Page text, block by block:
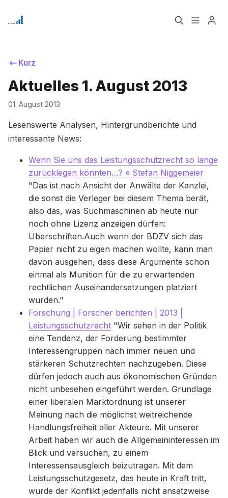
Home
Kurz
Aktuelles 1. August 2013
01. August 2013
Lesenswerte Analysen, Hintergrundberichte und
interessante News:
Wenn Sie uns das Leistungsschutzrecht so lange
zurücklegen könnten…? « Stefan Niggemeier
"Das ist nach Ansicht der Anwälte der Kanzlei,
die sonst die Verleger bei diesem Thema berät,
also das, was Suchmaschinen ab heute nur
noch ohne Lizenz anzeigen dürfen:
Überschriften.Auch wenn der BDZV sich das
Papier nicht zu eigen machen wollte, kann man
davon ausgehen, dass diese Argumente schon
einmal als Munition für die zu erwartenden
rechtlichen Auseinandersetzungen platziert
wurden."
Forschung | Forscher berichten | 2013 |
Leistungsschutzrecht "Wir sehen in der Politik
eine Tendenz, der Forderung bestimmter
Interessengruppen nach immer neuen und
stärkeren Schutzrechten nachzugeben. Diese
dürfen jedoch auch aus ökonomischen Gründen
nicht unbesehen eingeführt werden. Grundlage
einer liberalen Marktordnung ist unserer
Meinung nach die möglichst weitreichende
Handlungsfreiheit aller Akteure. Mit unserer
Arbeit haben wir auch die Allgemeininteressen im
Blick und versuchen, zu einem
Interessensausgleich beizutragen. Mit dem
Leistungsschutzgesetz, das heute in Kraft tritt,
wurde der Konflikt jedenfalls nicht ansatzweise